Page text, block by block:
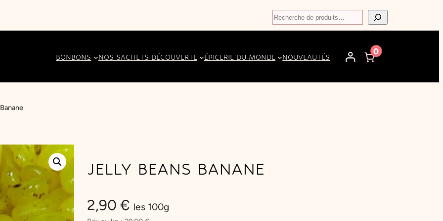
Recherche
BONBONS NOS SACHETS DÉCOUVERTE ÉPICERIE DU MONDE NOUVEAUTÉS
0
JELLY BEANS BANANE
2,90 € les 100g